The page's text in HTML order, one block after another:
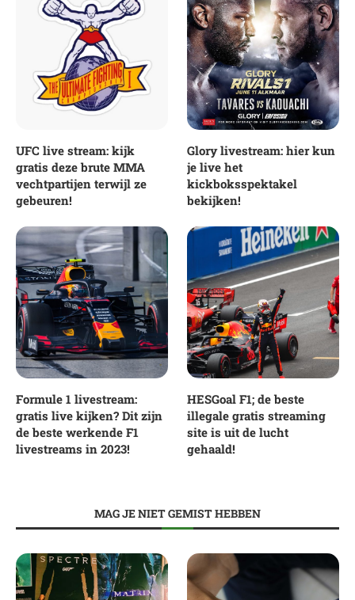
UFC live stream: kijk
gratis deze brute MMA
vechtpartijen terwijl ze
gebeuren!
Glory livestream: hier kun
je live het
kickboksspektakel
bekijken!
Formule 1 livestream:
gratis live kijken? Dit zijn
de beste werkende F1
livestreams in 2023!
HESGoal F1; de beste
illegale gratis streaming
site is uit de lucht
gehaald!
MAG JE NIET GEMIST HEBBEN